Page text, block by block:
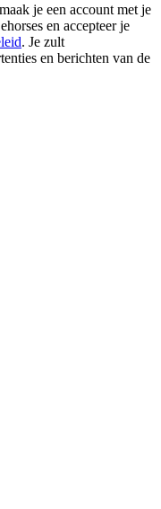
je een account met je
en accepteer je
. Je zult
en berichten van de